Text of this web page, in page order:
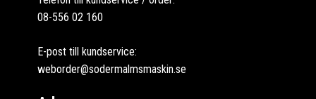
08-556 02 160
E-post till kundservice:
weborder@sodermalmsmaskin.se